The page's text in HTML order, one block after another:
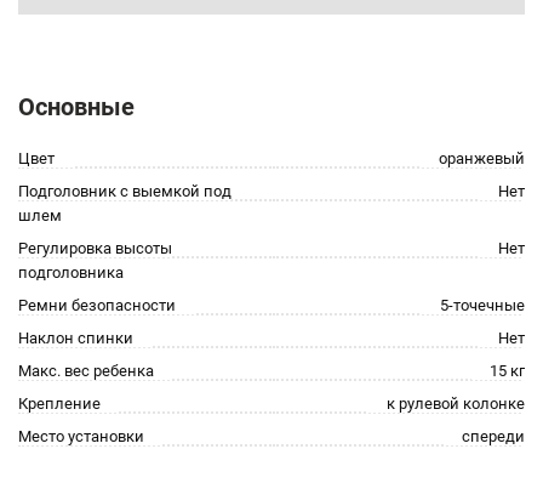
Основные
Цвет
оранжевый
Подголовник с выемкой под
шлем
Нет
Регулировка высоты
подголовника
Нет
Ремни безопасности
5-точечные
Наклон спинки
Нет
Макс. вес ребенка
15 кг
Крепление
к рулевой колонке
Место установки
спереди